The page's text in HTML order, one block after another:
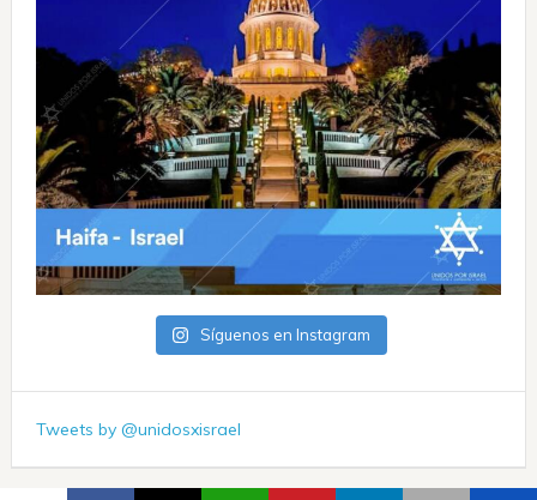
Síguenos en Instagram
Tweets by @unidosxisrael